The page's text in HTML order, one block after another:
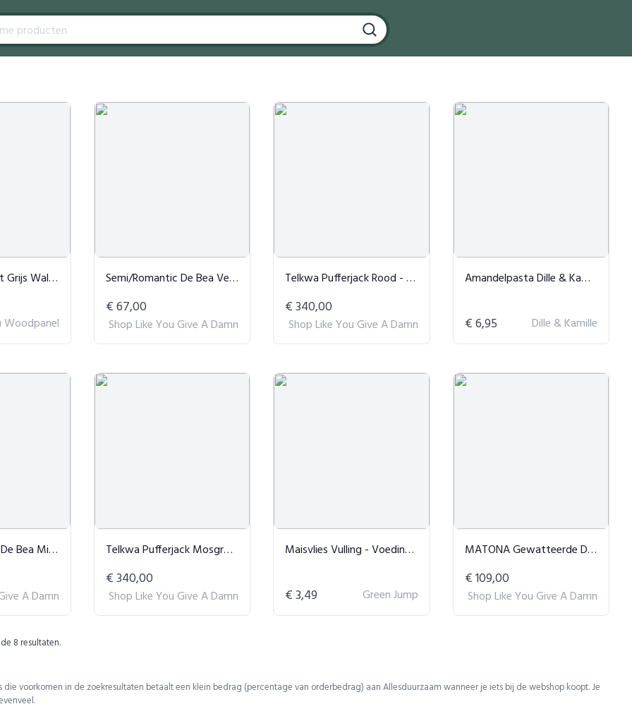
Walnoot
Woodpanel
Semi/Romantic De Bea Vegan Multipack Beha
€ 67,00
Shop Like You Give A Damn
Telkwa Pufferjack Rood - Embassy of Bricks and Logs
€ 340,00
Shop Like You Give A Damn
Amandelpasta Dille & Kamille
€ 6,95 Dille & Kamille
Multipack Beige
A Damn
Telkwa Pufferjack Mosgroen
€ 340,00
Shop Like You Give A Damn
Maisvlies Vulling - Voedingskussen
€ 3,49 Green Jump
MATONA Gewatteerde Deken Crème & Geel
€ 109,00
Shop Like You Give A Damn
8 resultaten.
die voorkomen in de zoekresultaten betaalt een klein bedrag (percentage van orderbedrag) aan Allesduurzaam wanneer je iets bij de webshop koopt. Je